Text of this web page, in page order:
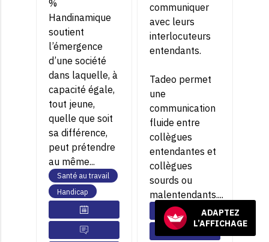
%
Handinamique
soutient
l’émergence
d’une société
dans laquelle, à
capacité égale,
tout jeune,
quelle que soit
sa différence,
peut prétendre
au même...
Santé au travail
Handicap
communiquer
avec leurs
interlocuteurs
entendants.
Tadeo permet
une
communication
fluide entre
collègues
entendantes et
collègues
sourds ou
malentendants....
ADAPTEZ
L’AFFICHAGE